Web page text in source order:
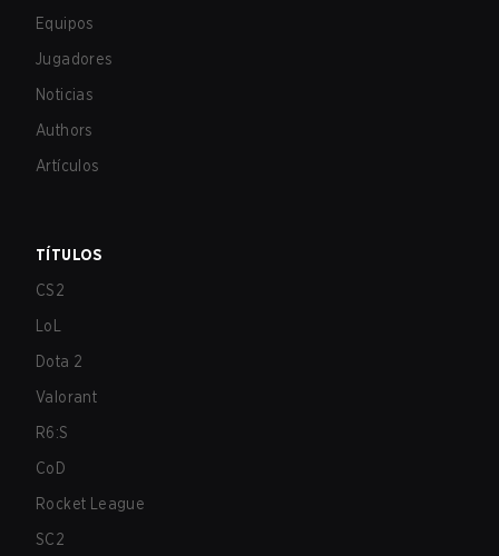
Equipos
Jugadores
Noticias
Authors
Artículos
TÍTULOS
CS2
LoL
Dota 2
Valorant
R6:S
CoD
Rocket League
SC2